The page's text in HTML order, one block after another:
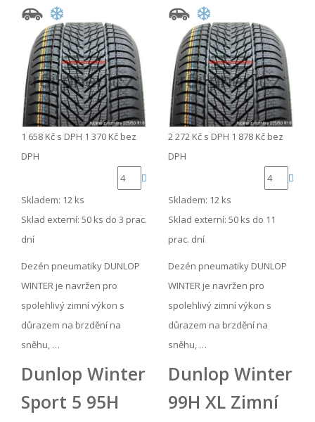
1 658 Kč s DPH 1 370 Kč bez
DPH
Skladem: 12 ks
Sklad externí: 50 ks do 3 prac.
dní
Dezén pneumatiky DUNLOP
WINTER je navržen pro
spolehlivý zimní výkon s
důrazem na brzdění na
sněhu, …
2 272 Kč s DPH 1 878 Kč bez
DPH
Skladem: 12 ks
Sklad externí: 50 ks do 11
prac. dní
Dezén pneumatiky DUNLOP
WINTER je navržen pro
spolehlivý zimní výkon s
důrazem na brzdění na
sněhu, …
Dunlop Winter
Sport 5 95H
Dunlop Winter
99H XL Zimní